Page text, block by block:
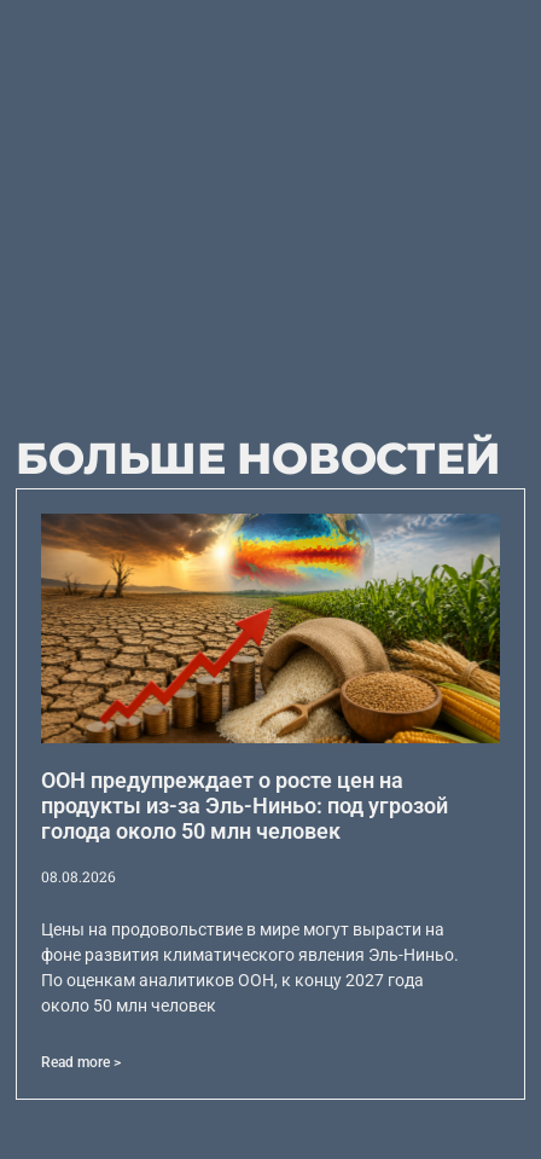
БОЛЬШЕ НОВОСТЕЙ
ООН предупреждает о росте цен на
продукты из-за Эль-Ниньо: под угрозой
голода около 50 млн человек
08.08.2026
Цены на продовольствие в мире могут вырасти на
фоне развития климатического явления Эль-Ниньо.
По оценкам аналитиков ООН, к концу 2027 года
около 50 млн человек
Read more >